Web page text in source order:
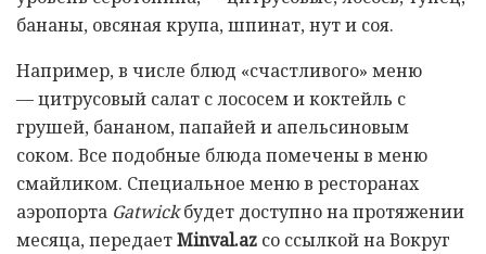
бананы, овсяная крупа, шпинат, нут и соя.
Например, в числе блюд «счастливого» меню
— цитрусовый салат с лососем и коктейль с
грушей, бананом, папайей и апельсиновым
соком. Все подобные блюда помечены в меню
смайликом. Специальное меню в ресторанах
аэропорта Gatwickбудет доступно на протяжении
месяца, передаетMinval.az со ссылкой на Вокруг